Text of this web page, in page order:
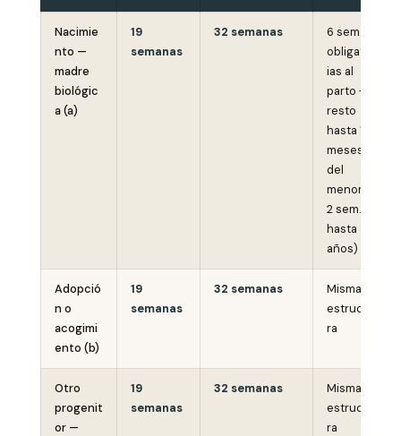
Nacimie
nto —
madre
biológic
a (a)
19
semanas
32 semanas
6 sem.
obligator
ias al
parto +
resto
hasta 12
meses
del
menor (+
2 sem.
hasta 8
años)
Adopció
n o
acogimi
ento (b)
19
semanas
32 semanas
Misma
estructu
ra
Otro
progenit
or —
19
semanas
32 semanas
Misma
estructu
ra